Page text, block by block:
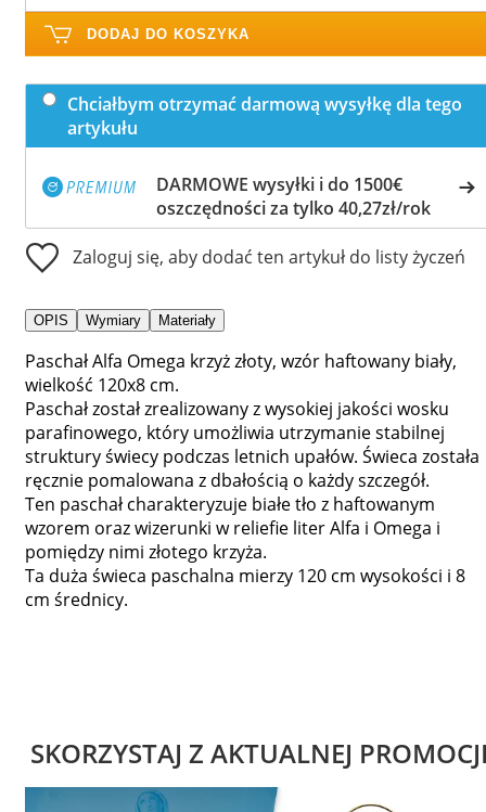
DODAJ DO KOSZYKA
Chciałbym otrzymać darmową wysyłkę dla tego
artykułu
DARMOWE wysyłki i do 1500€
oszczędności za tylko 40,27zł/rok
Zaloguj się, aby dodać ten artykuł do listy życzeń
OPIS Wymiary Materiały
Paschał Alfa Omega krzyż złoty, wzór haftowany biały,
wielkość 120x8 cm.
Paschał został zrealizowany z wysokiej jakości wosku
parafinowego, który umożliwia utrzymanie stabilnej
struktury świecy podczas letnich upałów. Świeca została
ręcznie pomalowana z dbałością o każdy szczegół.
Ten paschał charakteryzuje białe tło z haftowanym
wzorem oraz wizerunki w reliefie liter Alfa i Omega i
pomiędzy nimi złotego krzyża.
Ta duża świeca paschalna mierzy 120 cm wysokości i 8
cm średnicy.
SKORZYSTAJ Z AKTUALNEJ